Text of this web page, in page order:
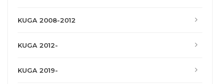
KUGA 2008-2012
KUGA 2012-
KUGA 2019-